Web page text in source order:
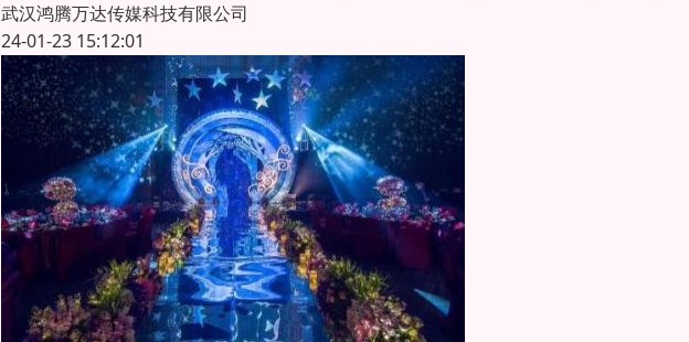
武汉鸿腾万达传媒科技有限公司
24-01-23 15:12:01